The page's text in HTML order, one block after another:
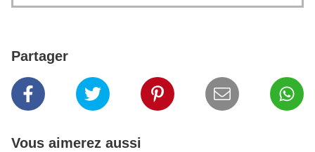
Partager
Vous aimerez aussi